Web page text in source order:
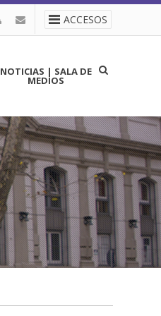
ACCESOS
NOTICIAS | SALA DE
MEDIOS